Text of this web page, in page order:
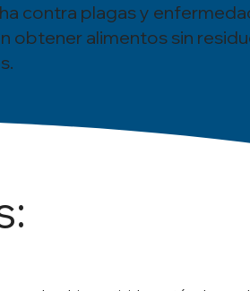
contra plagas y
obtener alimentos sin